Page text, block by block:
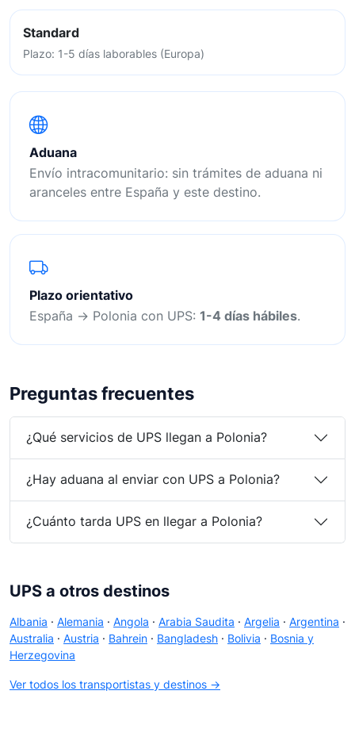
Standard
Plazo: 1-5 días laborables (Europa)
Aduana
Envío intracomunitario: sin trámites de aduana ni
aranceles entre España y este destino.
Plazo orientativo
España → Polonia con UPS: 1-4 días hábiles.
Preguntas frecuentes
¿Qué servicios de UPS llegan a Polonia?
¿Hay aduana al enviar con UPS a Polonia?
¿Cuánto tarda UPS en llegar a Polonia?
UPS a otros destinos
Albania · Alemania · Angola · Arabia Saudita · Argelia · Argentina ·
Australia · Austria · Bahrein · Bangladesh · Bolivia · Bosnia y
Herzegovina
Ver todos los transportistas y destinos →